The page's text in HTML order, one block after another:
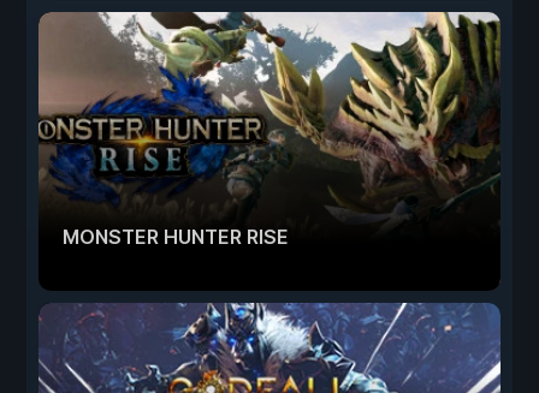
MONSTER HUNTER RISE